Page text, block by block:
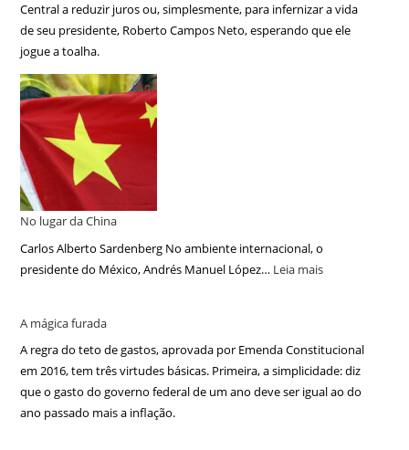
Central a reduzir juros ou, simplesmente, para infernizar a vida
de seu presidente, Roberto Campos Neto, esperando que ele
jogue a toalha.
No lugar da China
Carlos Alberto Sardenberg No ambiente internacional, o
presidente do México, Andrés Manuel López… Leia mais
A mágica furada
A regra do teto de gastos, aprovada por Emenda Constitucional
em 2016, tem três virtudes básicas. Primeira, a simplicidade: diz
que o gasto do governo federal de um ano deve ser igual ao do
ano passado mais a inflação.